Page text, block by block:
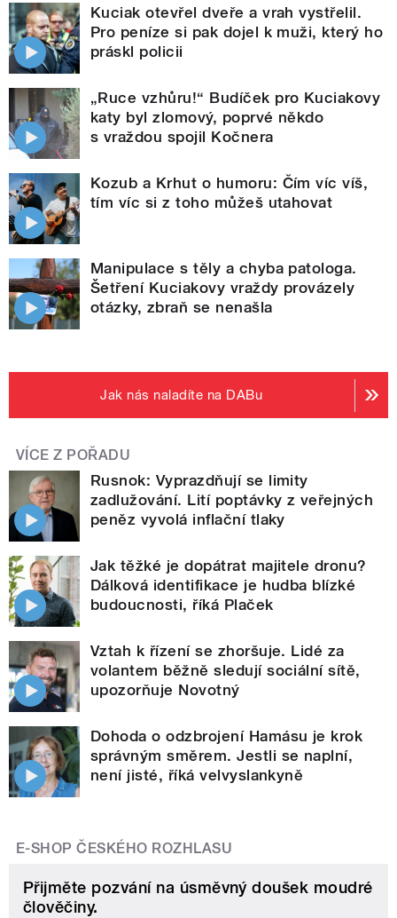
Kuciak otevřel dveře a vrah vystřelil.
Pro peníze si pak dojel k muži, který ho
práskl policii
„Ruce vzhůru!“ Budíček pro Kuciakovy
katy byl zlomový, poprvé někdo
s vraždou spojil Kočnera
Kozub a Krhut o humoru: Čím víc víš,
tím víc si z toho můžeš utahovat
Manipulace s těly a chyba patologa.
Šetření Kuciakovy vraždy provázely
otázky, zbraň se nenašla
Jak nás naladíte na DABu
VÍCE Z POŘADU
Rusnok: Vyprazdňují se limity
zadlužování. Lití poptávky z veřejných
peněz vyvolá inflační tlaky
Jak těžké je dopátrat majitele dronu?
Dálková identifikace je hudba blízké
budoucnosti, říká Plaček
Vztah k řízení se zhoršuje. Lidé za
volantem běžně sledují sociální sítě,
upozorňuje Novotný
Dohoda o odzbrojení Hamásu je krok
správným směrem. Jestli se naplní,
není jisté, říká velvyslankyně
E-SHOP ČESKÉHO ROZHLASU
Přijměte pozvání na úsměvný doušek moudré
člověčiny.